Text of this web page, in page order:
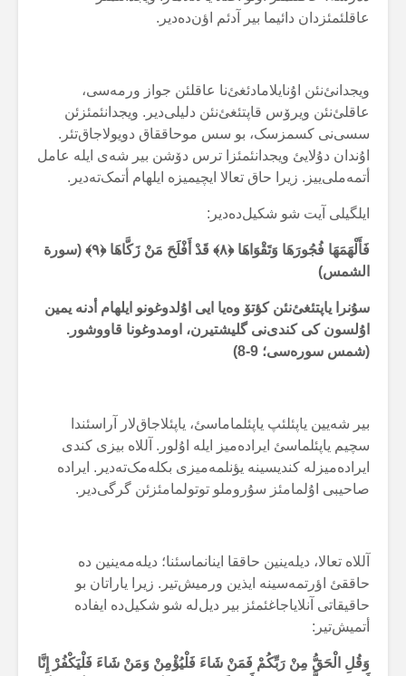
عاقلئمئزدان دائیما بیر آدئم اؤن‌دەدیر.
ویجدانئ‌نئن اۇنایلامادئغئ‌نا عاقلئن جواز ورمەسی،
عاقلئ‌نئن ویرۆس قاپتئغئ‌نئن دلیلی‌دیر. ویجدانئمئزئن
سسی‌نی کسمزسک، بو سس موحاققاق دویولاجاق‌تئر.
اۇندان دۇلایئ ویجدانئمئزا ترس دۆشن بیر شەی ایلە عامل
أتمەملی‌ییز. زیرا حاق تعالا ایچیمیزە ایلهام أتمک‌تەدیر.
ایلگیلی آیت شو شکیل‌دەدیر:
فَأَلْهَمَهَا فُجُورَهَا وَتَقْوَاهَا ﴿۸﴾ قَدْ أَفْلَحَ مَنْ زَكَّاهَا ﴿۹﴾ (سورة
الشمس)
سۇنرا یاپتئغئ‌نئن کؤتۆ وەیا ایی اۇلدوغونو ایلهام أدنە یمین
اۇلسون کی کندی‌نی گلیشتیرن، اومدوغونا قاووشور.
(شمس سورەسی؛ 9-8)
بیر شەیین یاپئلئپ یاپئلماماسئ، یاپئلاجاق‌لار آراسئندا
سچیم یاپئلماسئ ایرادەمیز ایلە اۇلور. آللاە بیزی کندی
ایرادەمیزلە کندیسینە یؤنلمەمیزی بکلەمک‌تەدیر. ایرادە
صاحیبی اۇلمامئز سۇروملو توتولمامئزئن گرگی‌دیر.
آللاە تعالا، دیلەینین حاققا اینانماسئنا؛ دیلەمەینین دە
حاققئ اؤرتمەسینە ایذین ورمیش‌تیر. زیرا یاراتان بو
حاقیقاتی آنلایاجاغئمئز بیر دیل‌لە شو شکیل‌دە ایفادە
أتمیش‌تیر:
وَقُلِ الْحَقُّ مِنْ رَبِّكُمْ فَمَنْ شَاءَ فَلْيُؤْمِنْ وَمَنْ شَاءَ فَلْيَكْفُرْ إِنَّا